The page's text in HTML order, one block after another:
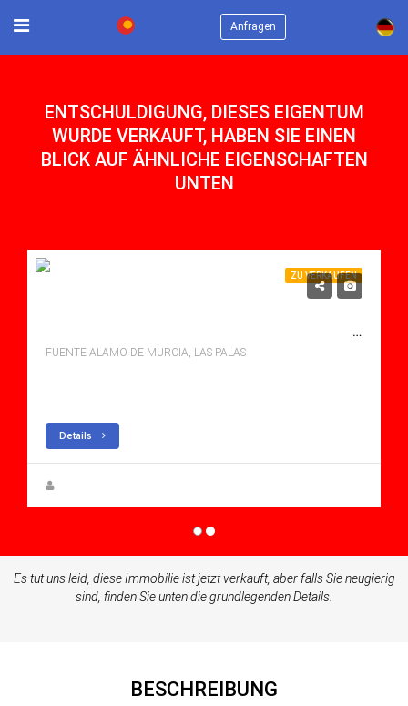
Anfragen ×
ENTSCHULDIGUNG, DIESES EIGENTUM
WURDE VERKAUFT, HABEN SIE EINEN
BLICK AUF ÄHNLICHE EIGENSCHAFTEN
UNTEN
ZU VERKAUFEN
SCHLÜSSELFERTIGE AZALEA 3 BETT/2 BÄDER LUXUSVILLEN
FUENTE ALAMO DE MURCIA, LAS PALAS
Details
Es tut uns leid, diese Immobilie ist jetzt verkauft, aber falls Sie neugierig
sind, finden Sie unten die grundlegenden Details.
BESCHREIBUNG